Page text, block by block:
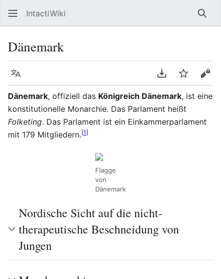
IntactiWiki
Dänemark
Sprache PDF
Dänemark, offiziell das Königreich Dänemark, ist eine
konstitutionelle Monarchie. Das Parlament heißt
Folketing. Das Parlament ist ein Einkammerparlament
mit 179 Mitgliedern.[1]
Flagge
von
Dänemark
Nordische Sicht auf die nicht-
therapeutische Beschneidung von
Jungen